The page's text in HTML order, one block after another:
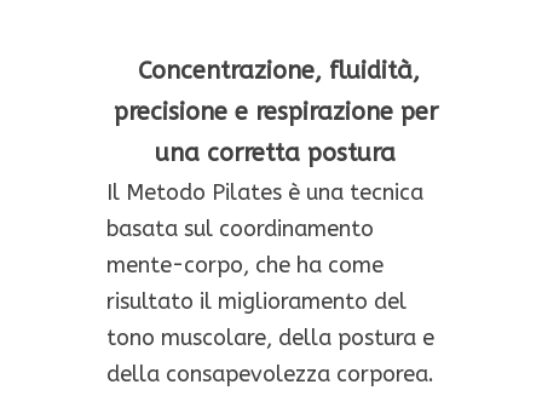
Concentrazione, fluidità,
precisione e respirazione per
una corretta postura
Il Metodo Pilates è una tecnica
basata sul coordinamento
mente-corpo, che ha come
risultato il miglioramento del
tono muscolare, della postura e
della consapevolezza corporea.